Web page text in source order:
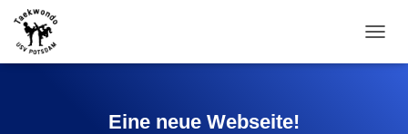
A
Eine neue Webseite!